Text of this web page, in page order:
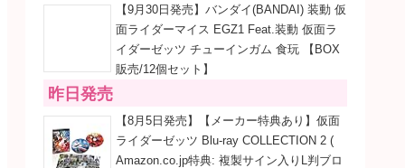
【9月30日発売】バンダイ(BANDAI) 装動 仮
面ライダーマイス EGZ1 Feat.装動 仮面ラ
イダーゼッツ チューインガム 食玩 【BOX
販売/12個セット】
昨日発売
【8月5日発売】【メーカー特典あり】仮面
ライダーゼッツ Blu-ray COLLECTION 2 (
Amazon.co.jp特典: 複製サイン入りL判ブロ